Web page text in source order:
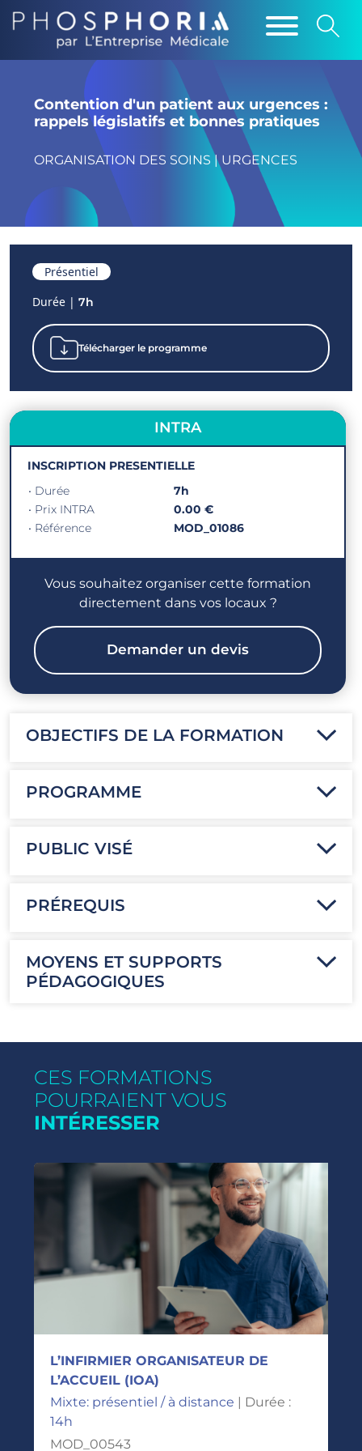
Contention d'un patient aux urgences :
rappels législatifs et bonnes pratiques
ORGANISATION DES SOINS | URGENCES
Présentiel
Durée | 7h
Télécharger le programme
INTRA
INSCRIPTION PRESENTIELLE
• Durée
7h
• Prix INTRA
0.00 €
• Référence
MOD_01086
Vous souhaitez organiser cette formation
directement dans vos locaux ?
Demander un devis
OBJECTIFS DE LA FORMATION
PROGRAMME
PUBLIC VISÉ
PRÉREQUIS
MOYENS ET SUPPORTS
PÉDAGOGIQUES
CES FORMATIONS
POURRAIENT VOUS
INTÉRESSER
L’INFIRMIER ORGANISATEUR DE
L’ACCUEIL (IOA)
Mixte: présentiel / à distance | Durée :
14h
MOD_00543